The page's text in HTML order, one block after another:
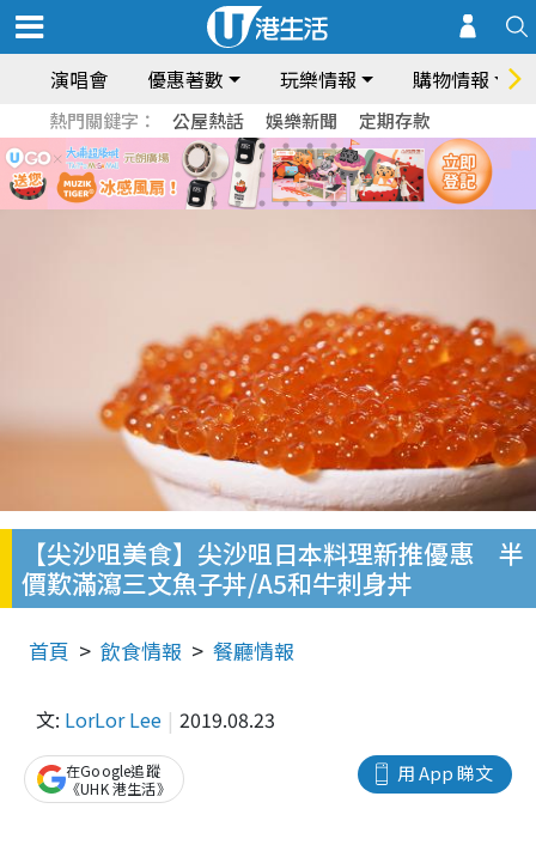
演唱會 優惠著數 玩樂情報 購物情報
熱門關鍵字： 公屋熱話 娛樂新聞 定期存款
【尖沙咀美食】尖沙咀日本料理新推優惠 半
價歎滿瀉三文魚子丼/A5和牛刺身丼
首頁 飲食情報 餐廳情報
文: LorLor Lee 2019.08.23
用 App 睇文
在Google追蹤
《UHK 港生活》